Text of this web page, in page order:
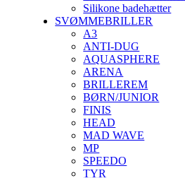
Silikone badehætter
SVØMMEBRILLER
A3
ANTI-DUG
AQUASPHERE
ARENA
BRILLEREM
BØRN/JUNIOR
FINIS
HEAD
MAD WAVE
MP
SPEEDO
TYR